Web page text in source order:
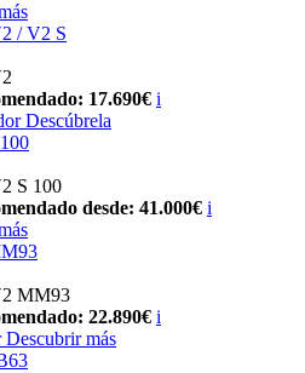
/ V2 S
17.690€ i
Descúbrela
S 100
desde: 41.000€ i
MM93
22.890€ i
Descubrir más